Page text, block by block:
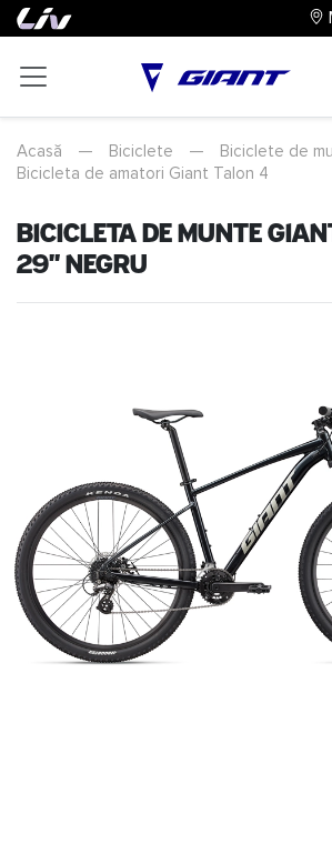
Acasă — Biciclete — Biciclete de
Bicicleta de amatori Giant Talon 4
Bicicleta de munte
29" Negru